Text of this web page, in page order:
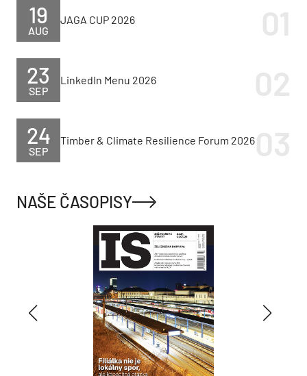
AUG
19 JAGA CUP 2026
SEP
23 LinkedIn Menu 2026
SEP
24 Timber & Climate Resilience Forum 2026
NAŠE ČASOPISY